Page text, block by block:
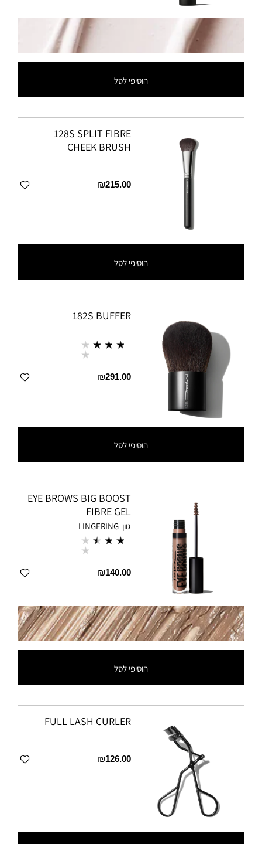
הוסיפי לסל
128S SPLIT FIBRE
CHEEK BRUSH
₪215.00
הוסיפי לסל
182S BUFFER
₪291.00
הוסיפי לסל
EYE BROWS BIG BOOST
FIBRE GEL
גוון LINGERING
₪140.00
הוסיפי לסל
FULL LASH CURLER
₪126.00